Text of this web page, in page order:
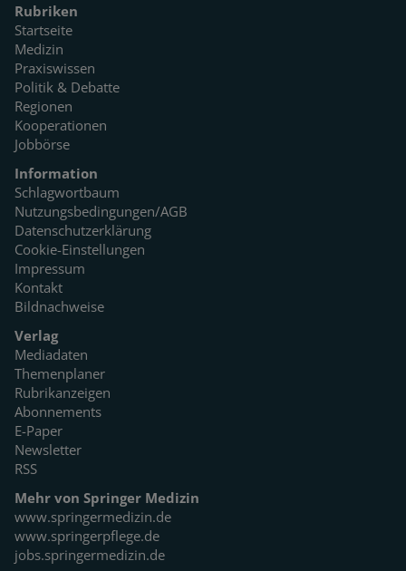
Rubriken
Startseite
Medizin
Praxiswissen
Politik & Debatte
Regionen
Kooperationen
Jobbörse
Information
Schlagwortbaum
Nutzungsbedingungen/AGB
Datenschutzerklärung
Cookie-Einstellungen
Impressum
Kontakt
Bildnachweise
Verlag
Mediadaten
Themenplaner
Rubrikanzeigen
Abonnements
E-Paper
Newsletter
RSS
Mehr von Springer Medizin
www.springermedizin.de
www.springerpflege.de
jobs.springermedizin.de